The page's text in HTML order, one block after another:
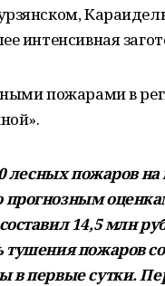
интенсивная
пожарами в
лесных пожаров
14,5 млн
тушения пожаров
в первые сутки.